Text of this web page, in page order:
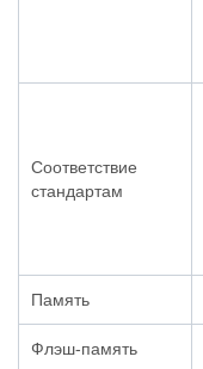
Соответствие
стандартам
Память
Флэш-память